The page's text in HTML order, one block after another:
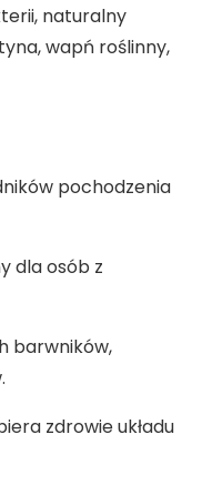
naturalny
wapń roślinny,
pochodzenia
dla osób z
barwników,
zdrowie układu